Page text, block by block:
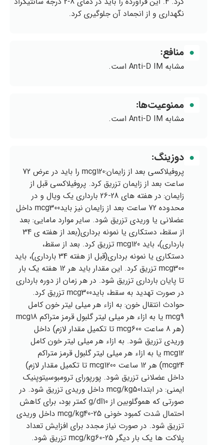
نگهداري و از انجماد آن جلوگيري كرد.
منافع:
مشابه Anti-D IM است.
ممنوعیت‌ها:
مشابه Anti-D IM است.
دوزینگ:
پروفيلاكسي بعد از زايمان:mcg120 را بايد در عرض 72
ساعت بعد از زايمان تزريق كرد. پروفيلاكسي قبل از
زايمان: در هفته هاي 28-26 بارداري يك ويال و در
محدوده 72 ساعت بعد از زايمان نيز بايدmcg300 داخل
عضلاني يا وريدي تزريق شود. ساير موارد مامايي: بعد
از سقط، دستكاري يا نمونه برداري(بعد از هفته ي 34
بارداري)، بايد mcg120 تزريق كرد. بعد از سقط،
دستكاري يا نمونه برداري(قبل از هفته 34 بارداري)، بايد
mcg300 تزريق كرد. اين مقدار بايد هر 12 هفته يك بار
تا پايان بارداري تزريق شود. در هر زمان از دوره بارداري
در صورت تهديد به سقط، بايدmcg300 تزريق كرد.
حوادث انتقال خون: به ازاء هر ميلي ليتر خون كامل
mcg9 يا به ازاء هر ميلي ليتر گلبول قرمز متراكم mcg18
(هر 8 ساعت mcg600 تا تكميل مقدار لازم) داخل
وريدي تزريق شود. به ازاء هر ميلي ليتر خون كامل
mcg12 يا به ازاء هر ميلي ليتر گلبول قرمز متراكم
mcg24) هر 12 ساعت mcg1200 تا تكميل مقدار لازم)
داخل عضلاني تزريق شود. پورپوراي ترومبوسيتوپنيك
ايمني: در ابتداmcg/kg50 داخل وريدي تزريق شود. در
صورتي كه هموگلوبين از g/dl10 كمتر بود، براي كاهش
احتمال شدت كمبود خوني mcg/kg40-25 داخل وريدي
تزريق شود. در صورت نياز مجدد براي افزايش تعداد
پلاكت ها يك بار ديگر mcg/kg60-25 تزريق شود.